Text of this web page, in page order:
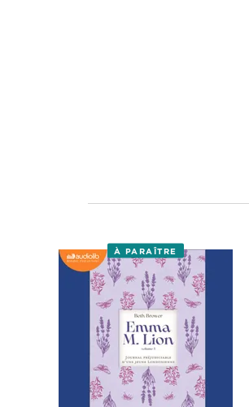
À PARAÎTRE